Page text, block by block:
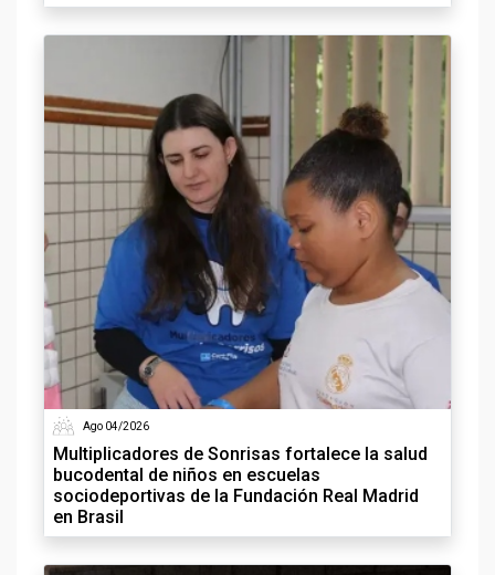
Ago 04/2026
Multiplicadores de Sonrisas fortalece la salud
bucodental de niños en escuelas
sociodeportivas de la Fundación Real Madrid
en Brasil